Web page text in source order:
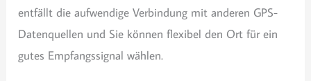
entfällt die aufwendige Verbindung mit anderen GPS-
Datenquellen und Sie können flexibel den Ort für ein
gutes Empfangssignal wählen.